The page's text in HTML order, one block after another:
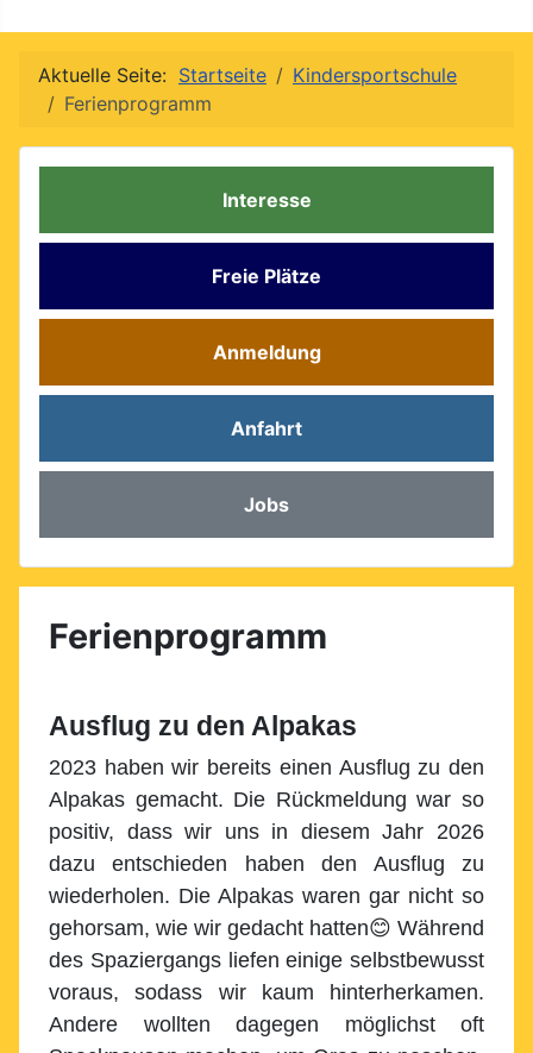
Aktuelle Seite: Startseite
Kindersportschule
Ferienprogramm
Interesse
Freie Plätze
Anmeldung
Anfahrt
Jobs
Ferienprogramm
Ausflug zu den Alpakas
2023 haben wir bereits einen Ausflug zu den
Alpakas gemacht. Die Rückmeldung war so
positiv, dass wir uns in diesem Jahr 2026
dazu entschieden haben den Ausflug zu
wiederholen. Die Alpakas waren gar nicht so
gehorsam, wie wir gedacht hatten😊 Während
des Spaziergangs liefen einige selbstbewusst
voraus, sodass wir kaum hinterherkamen.
Andere wollten dagegen möglichst oft